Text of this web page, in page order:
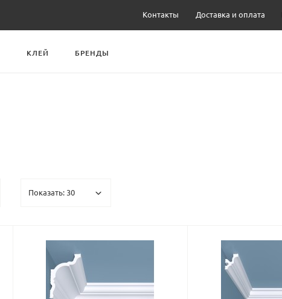
Контакты Доставка и оплата
КЛЕЙ БРЕНДЫ